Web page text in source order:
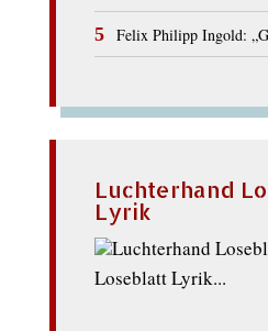
Felix Philipp Ingold:
Luchterhand
Lyrik
Loseblatt Lyrik...